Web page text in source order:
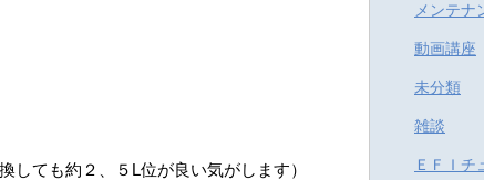
しても約２、５L位が良い気がします）
メンテナ
動画講座
未分類
雑談
ＥＦＩチ